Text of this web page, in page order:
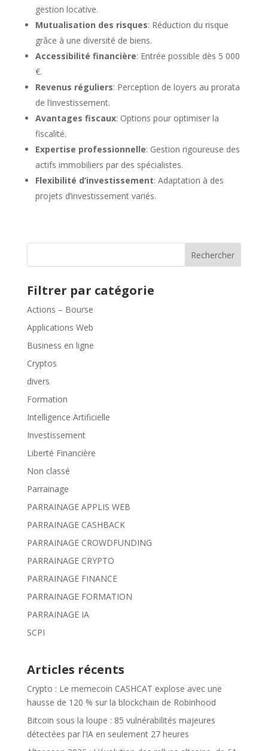
gestion locative.
Mutualisation des risques: Réduction du risque
grâce à une diversité de biens.
Accessibilité financière: Entrée possible dès 5 000
€.
Revenus réguliers: Perception de loyers au prorata
de l’investissement.
Avantages fiscaux: Options pour optimiser la
fiscalité.
Expertise professionnelle: Gestion rigoureuse des
actifs immobiliers par des spécialistes.
Flexibilité d’investissement: Adaptation à des
projets d’investissement variés.
Rechercher
Filtrer par catégorie
Actions – Bourse
Applications Web
Business en ligne
Cryptos
divers
Formation
Intelligence Artificielle
Investissement
Liberté Financière
Non classé
Parrainage
PARRAINAGE APPLIS WEB
PARRAINAGE CASHBACK
PARRAINAGE CROWDFUNDING
PARRAINAGE CRYPTO
PARRAINAGE FINANCE
PARRAINAGE FORMATION
PARRAINAGE IA
SCPI
Articles récents
Crypto : Le memecoin CASHCAT explose avec une
hausse de 120 % sur la blockchain de Robinhood
Bitcoin sous la loupe : 85 vulnérabilités majeures
détectées par l’IA en seulement 27 heures